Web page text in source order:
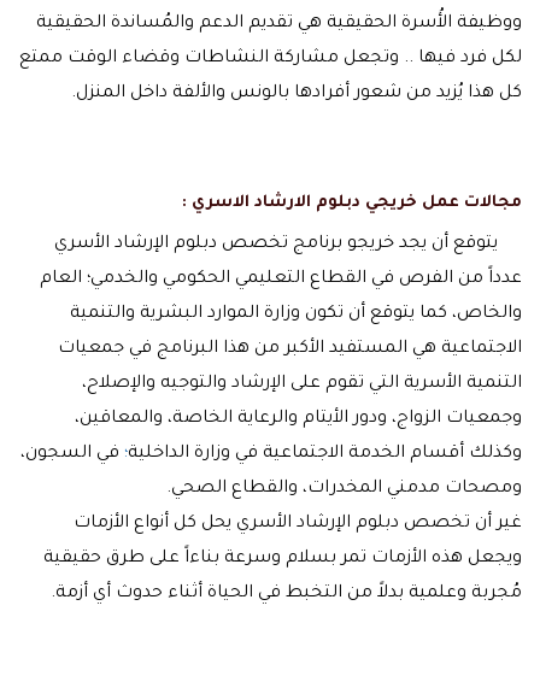
ووظيفة الأُسرة الحقيقية هي تقديم الدعم والمُساندة الحقيقية
لكل فرد فيها .. وتجعل مشاركة النشاطات وقضاء الوقت ممتع
كل هذا يُزيد من شعور أفرادها بالونس والألفة داخل المنزل.
مجالات عمل خريجي دبلوم الارشاد الاسري :
يتوقع أن يجد خريجو برنامج تخصص دبلوم الإرشاد الأسري
عدداً من الفرص في القطاع التعليمي الحكومي والخدمي؛ العام
والخاص، كما يتوقع أن تكون وزارة الموارد البشرية والتنمية
الاجتماعية هي المستفيد الأكبر من هذا البرنامج في جمعيات
التنمية الأسرية التي تقوم على الإرشاد والتوجيه والإصلاح،
وجمعيات الزواج، ودور الأيتام والرعاية الخاصة، والمعاقين،
وكذلك أقسام الخدمة الاجتماعية في وزارة الداخلية؛ في السجون،
ومصحات مدمني المخدرات، والقطاع الصحي.
غير أن تخصص دبلوم الإرشاد الأسري يحل كل أنواع الأزمات
ويجعل هذه الأزمات تمر بسلام وسرعة بناءاً على طرق حقيقية
مُجربة وعلمية بدلاً من التخبط في الحياة أثناء حدوث أي أزمة.